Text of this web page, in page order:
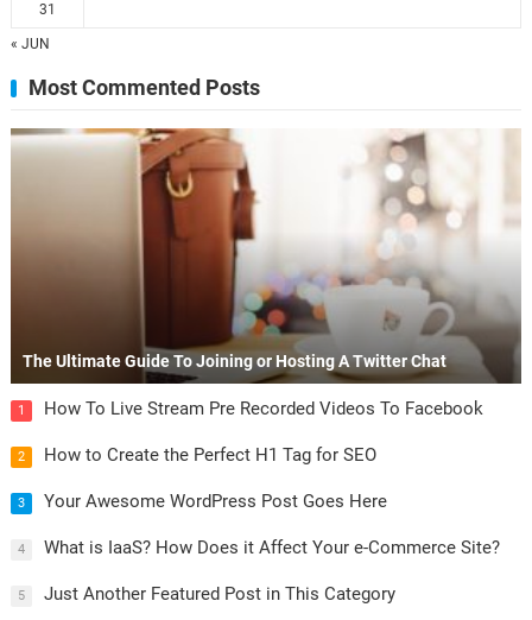
31
« JUN
Most Commented Posts
The Ultimate Guide To Joining or Hosting A Twitter Chat
1 How To Live Stream Pre Recorded Videos To Facebook
2 How to Create the Perfect H1 Tag for SEO
3 Your Awesome WordPress Post Goes Here
4 What is IaaS? How Does it Affect Your e-Commerce Site?
5 Just Another Featured Post in This Category